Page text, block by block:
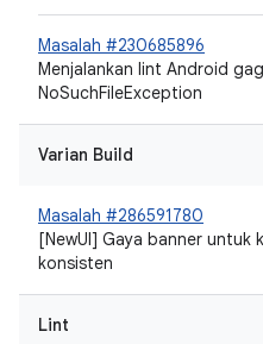
Masalah #230685896
Menjalankan lint Android
NoSuchFileException
Varian Build
Masalah #286591780
[NewUI] Gaya banner untuk
konsisten
Lint